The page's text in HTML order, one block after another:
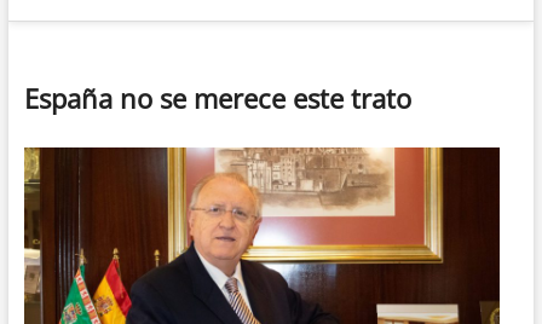
España no se merece este trato